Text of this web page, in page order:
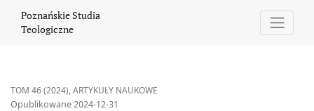
Poznańskie Studia
Teologiczne
TOM 46 (2024),ARTYKUŁY NAUKOWE
Opublikowane 2024-12-31